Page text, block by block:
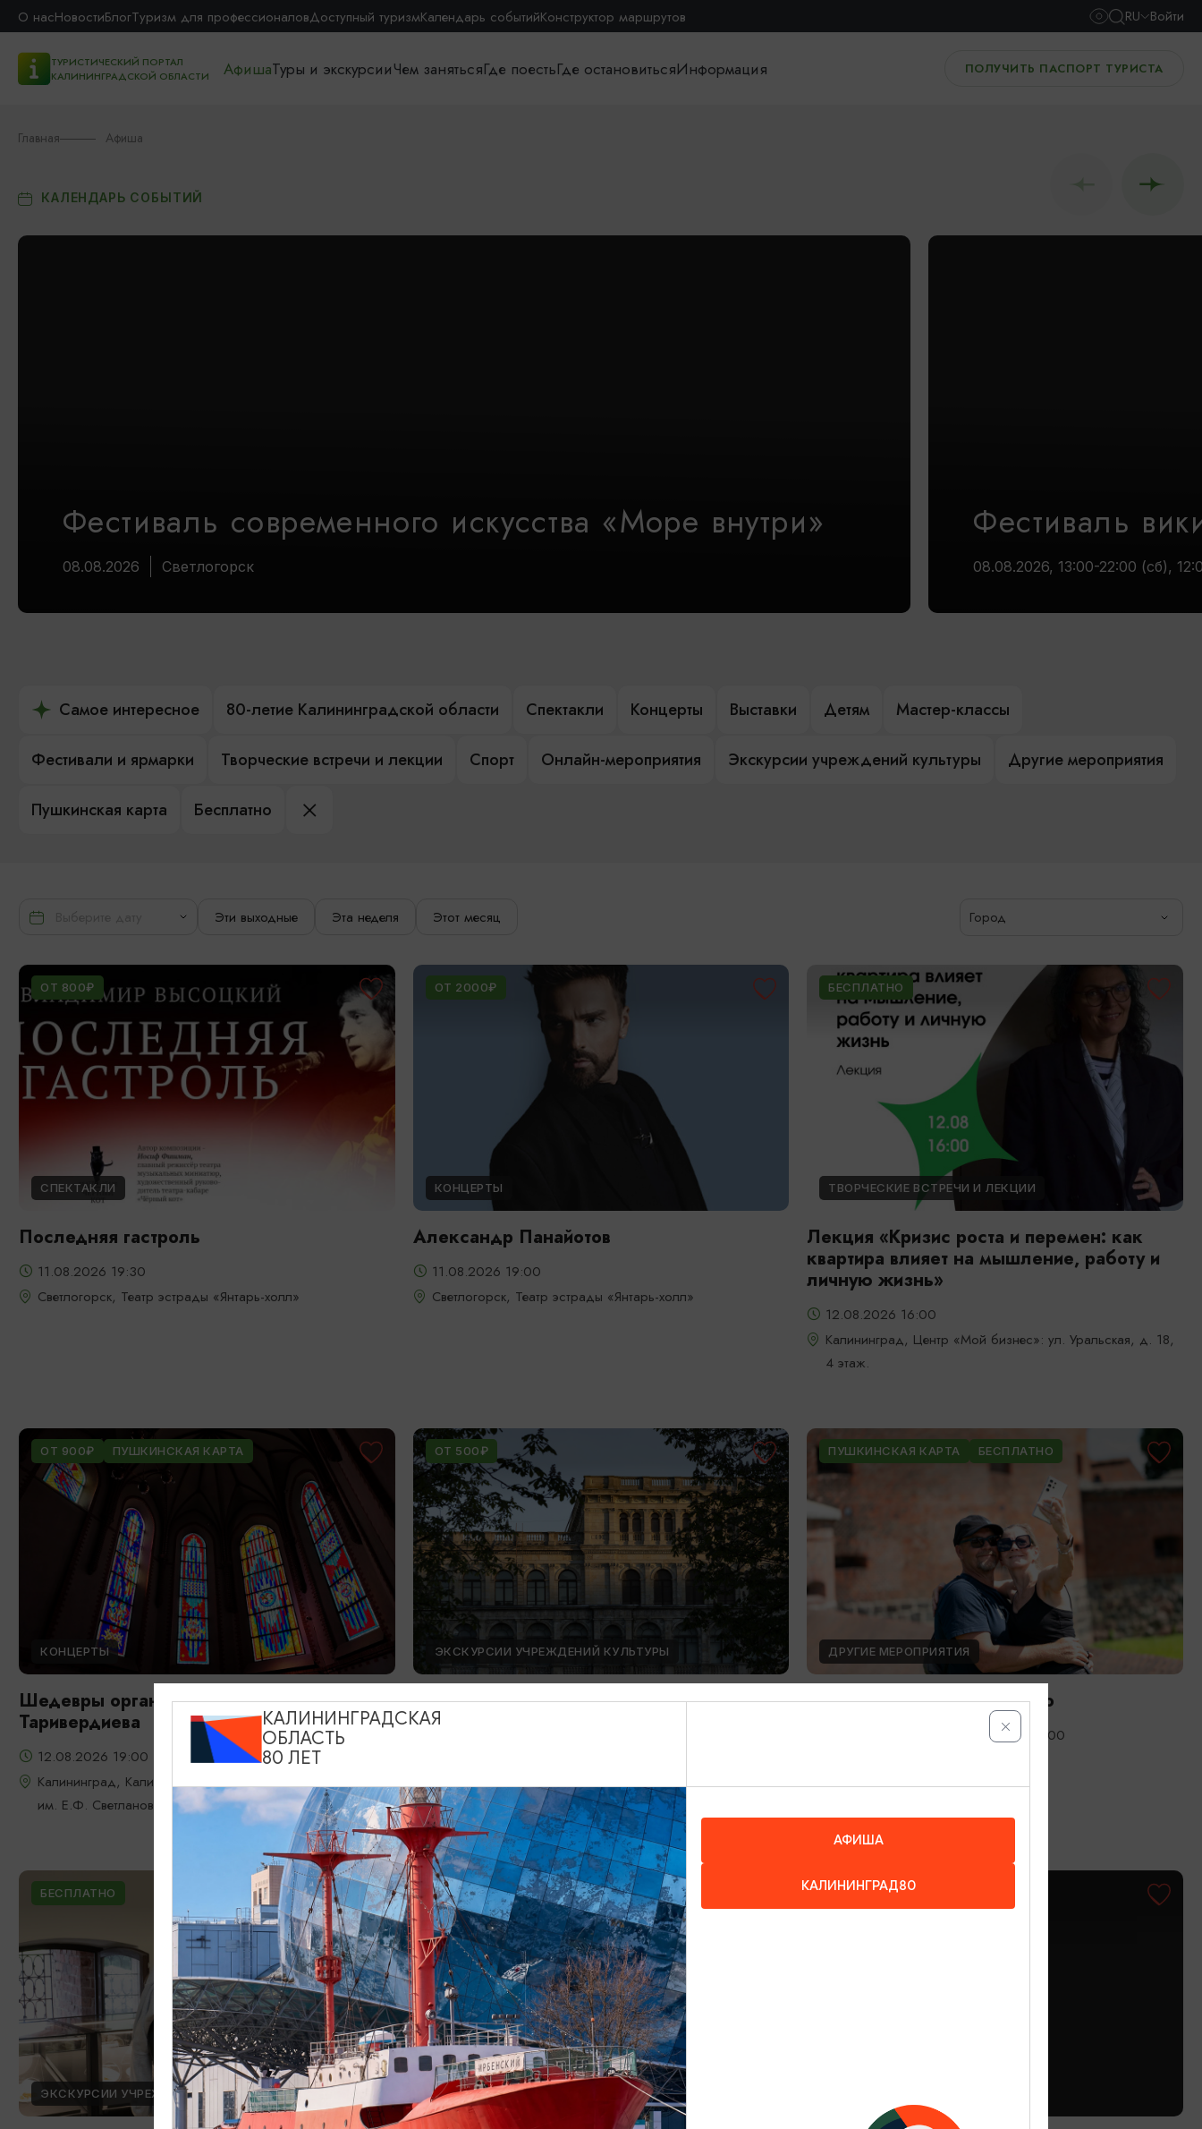
О насНовостиБлогТуризм для профессионаловДоступный туризмКалендарь событийКонструктор маршрутов RU Войти
ТУРИСТИЧЕСКИЙ ПОРТАЛ
КАЛИНИНГРАДСКОЙ ОБЛАСТИ
АфишаТуры и экскурсииЧем занятьсяГде поестьГде остановитьсяИнформация ПОЛУЧИТЬ ПАСПОРТ ТУРИСТА
Главная Афиша
КАЛЕНДАРЬ СОБЫТИЙ
Фестиваль современного искусства «Море внутри»
08.08.2026 Светлогорск
Фестиваль
08.08.2026, 13:00-22:00 (сб),
Самое интересное 80-летие Калининградской области Спектакли Концерты Выставки Детям Мастер-классы
Фестивали и ярмарки Творческие встречи и лекции Спорт Онлайн-мероприятия Экскурсии учреждений культуры Другие мероприятия
Пушкинская карта Бесплатно
Эти выходные Эта неделя Этот месяц Город
ОТ 800₽
СПЕКТАКЛИ
Последняя гастроль
11.08.2026 19:30
Светлогорск, Театр эстрады «Янтарь-холл»
ОТ 2000₽
КОНЦЕРТЫ
Александр Панайотов
11.08.2026 19:00
Светлогорск, Театр эстрады «Янтарь-холл»
БЕСПЛАТНО
ТВОРЧЕСКИЕ ВСТРЕЧИ И ЛЕКЦИИ
Лекция «Кризис роста и перемен: как
квартира влияет на мышление, работу и
личную жизнь»
12.08.2026 16:00
Калининград, Центр «Мой бизнес»: ул. Уральская, д. 18,
4 этаж.
ОТ 900₽ ПУШКИНСКАЯ КАРТА
КОНЦЕРТЫ
Шедевры органной музыки: от Баха до
Таривердиева
12.08.2026 19:00
Калининград, Калининградская областная филармония
им. Е.Ф. Светланова
ОТ 500₽
ЭКСКУРСИИ УЧРЕЖДЕНИЙ КУЛЬТУРЫ
День Башенных часов
изобразительных искусств
ПУШКИНСКАЯ КАРТА БЕСПЛАТНО
ДРУГИЕ МЕРОПРИЯТИЯ
Международный день фото
12.08.2026 - 19.08.2026, 10:00-19:00
БЕСПЛАТНО
ЭКСКУРСИИ УЧРЕЖДЕНИЙ КУЛЬТУРЫ
ОТ 1500₽
СПЕКТАКЛИ
ОТ 1500₽
КАЛИНИНГРАДСКАЯ
ОБЛАСТЬ
80 ЛЕТ
АФИША
КАЛИНИНГРАД80